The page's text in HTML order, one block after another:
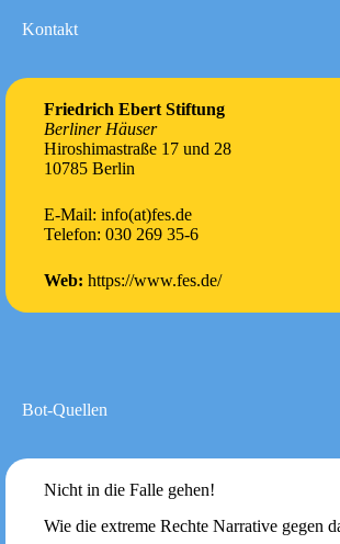
Kontakt
Friedrich Ebert Stiftung
Berliner Häuser
Hiroshimastraße 17 und 28
10785 Berlin
E-Mail: info(at)fes.de
Telefon: 030 269 35-6
Web: https://www.fes.de/
Bot-Quellen
Nicht in die Falle gehen!
Wie die extreme Rechte Narrative gegen